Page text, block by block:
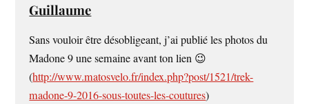
Guillaume
Sans vouloir être désobligeant, j’ai publié les photos du
Madone 9 une semaine avant ton lien 😉
(http://www.matosvelo.fr/index.php?post/1521/trek-
madone-9-2016-sous-toutes-les-coutures)